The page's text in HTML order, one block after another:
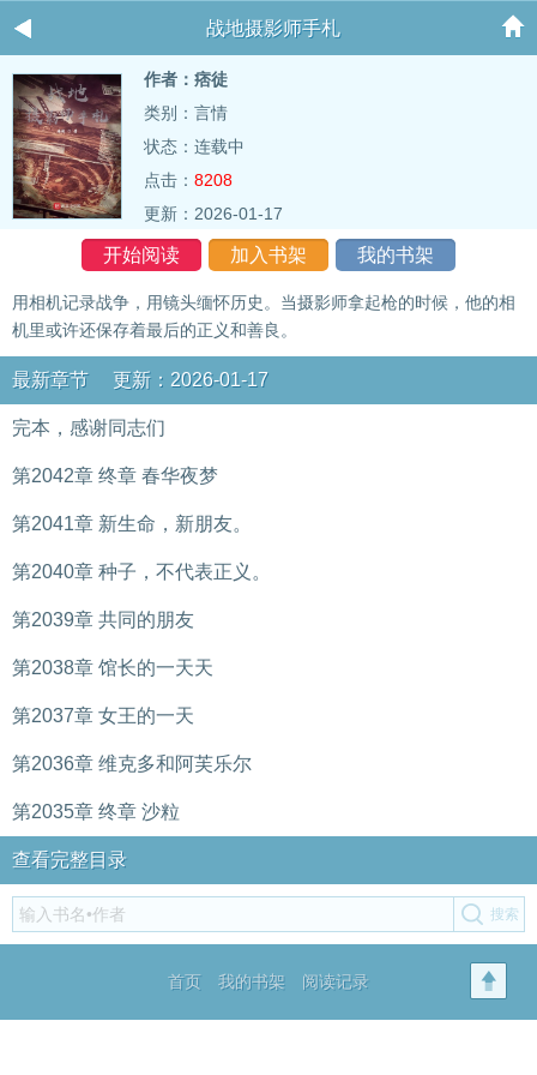
战地摄影师手札
作者：痞徒
类别：言情
状态：连载中
点击： 8208
更新：2026-01-17
开始阅读 加入书架 我的书架
用相机记录战争，用镜头缅怀历史。当摄影师拿起枪的时候，他的相
机里或许还保存着最后的正义和善良。
最新章节 更新：2026-01-17
完本，感谢同志们
第2042章 终章 春华夜梦
第2041章 新生命，新朋友。
第2040章 种子，不代表正义。
第2039章 共同的朋友
第2038章 馆长的一天天
第2037章 女王的一天
第2036章 维克多和阿芙乐尔
第2035章 终章 沙粒
查看完整目录
首页 我的书架 阅读记录